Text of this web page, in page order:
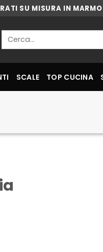
SU MISURA IN MARMO
Cerca:
SCALE TOP CUCINA